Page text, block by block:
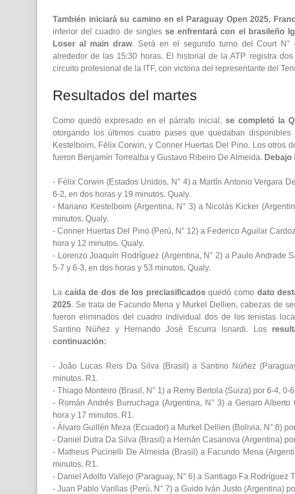
También iniciará su camino en el Paraguay Open 2025,
inferior del cuadro de singles se enfrentará con el brasileño
Loser al main draw. Será en el segundo turno del Court N°
alrededor de las 15:30 horas. El historial de la ATP registra
circuito profesional de la ITF, con victoria del representante del
Resultados del martes
Como quedó expresado en el párrafo inicial,se completó la
otorgando los últimos cuatro pases que quedaban
Kestelboim, Félix Corwin, y Conner Huertas Del Pino. Los otros
fueron Benjamín Torrealba y Gustavo Ribeiro De Almeida.
- Félix Corwin (Estados Unidos, N° 4) a Martín Antonio Vergara
6-2, en dos horas y 19 minutos. Qualy.
- Mariano Kestelboim (Argentina, N° 3) a Nicolás Kicker
minutos. Qualy.
- Conner Huertas Del Pino (Perú, N° 12) a Federico Aguilar
hora y 12 minutos. Qualy.
- Lorenzo Joaquín Rodríguez (Argentina, N° 2) a Paulo Andrade
5-7 y 6-3, en dos horas y 53 minutos. Qualy.
La caída de dos de los preclasificadosquedó como dato
2025. Se trata de Facundo Mena y Murkel Dellien, cabezas de
fueron eliminados del cuadro individual dos de los tenistas
Santino Núñez y Hernando José Escurra Isnardi. Los
continuación:
- João Lucas Reis Da Silva (Brasil) a Santino Núñez
minutos. R1.
- Thiago Monteiro (Brasil, N° 1) a Remy Bertola (Suiza) por 6-4, 0-
- Román Andrés Burruchaga (Argentina, N° 3) a Genaro
hora y 17 minutos. R1.
- Álvaro Guillén Meza (Ecuador) a Murkel Dellien (Bolivia, N° 8)
- Daniel Dutra Da Silva (Brasil) a Hernán Casanova (Argentina)
- Matheus Pucinelli De Almeida (Brasil) a Facundo Mena
minutos. R1.
- Daniel Adolfo Vallejo (Paraguay, N° 6) a Santiago Fa Rodríguez
- Juan Pablo Varillas (Perú, N° 7) a Guido Iván Justo (Argentina)